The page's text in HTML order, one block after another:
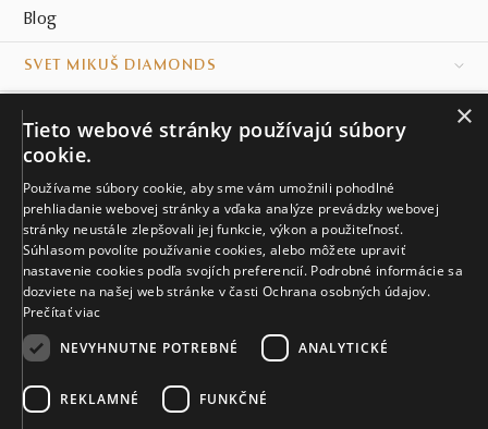
Blog
SVET MIKUŠ DIAMONDS
KONTAKT
Naše klenotníctva
Sídlo spoločnosti
© MIKUŠ DIAMONDS, A.S. 2026. VŠETKY PRÁVA VYHRADENÉ.
×
Tieto webové stránky používajú súbory
cookie.
Používame súbory cookie, aby sme vám umožnili pohodlné
prehliadanie webovej stránky a vďaka analýze prevádzky webovej
stránky neustále zlepšovali jej funkcie, výkon a použiteľnosť.
Súhlasom povolíte používanie cookies, alebo môžete upraviť
nastavenie cookies podľa svojích preferencií. Podrobné informácie sa
dozviete na našej web stránke v časti Ochrana osobných údajov.
Prečítať viac
NEVYHNUTNE POTREBNÉ
ANALYTICKÉ
REKLAMNÉ FUNKČNÉ